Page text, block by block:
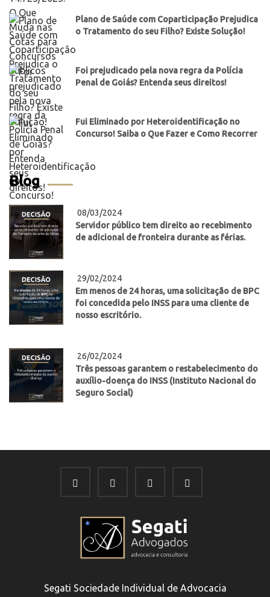
Plano de Saúde com Coparticipação Prejudica
o Tratamento do seu Filho? Existe Solução!
Foi prejudicado pela nova regra da Polícia
Penal de Goiás? Entenda seus direitos!
Fui Eliminado por Heteroidentificação no
Concurso! Saiba o Que Fazer e Como Recorrer
Blog
08/03/2024
Servidor público tem direito ao recebimento
de adicional de fronteira durante as férias.
29/02/2024
Em menos de 24 horas, uma solicitação de BPC
foi concedida pelo INSS para uma cliente de
nosso escritório.
26/02/2024
Três pessoas garantem o restabelecimento do
auxílio-doença do INSS (Instituto Nacional do
Seguro Social)
Segati Sociedade Individual de Advocacia